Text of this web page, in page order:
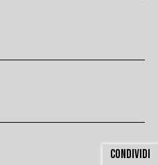
CONDIVIDI